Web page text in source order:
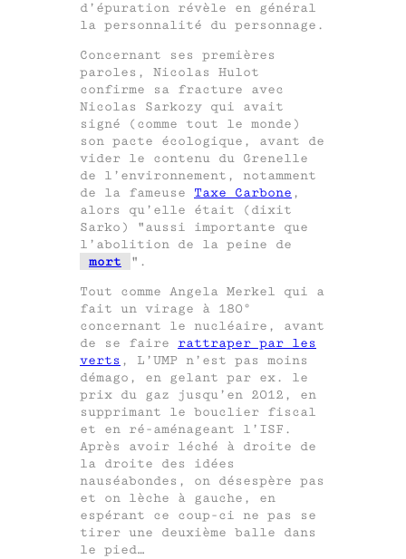
d’épuration révèle en général
la personnalité du personnage.
Concernant ses premières
paroles, Nicolas Hulot
confirme sa fracture avec
Nicolas Sarkozy qui avait
signé (comme tout le monde)
son pacte écologique, avant de
vider le contenu du Grenelle
de l’environnement, notamment
de la fameuse Taxe Carbone ,
alors qu’elle était (dixit
Sarko)
aussi importante que
l’abolition de la peine de
mort
.
Tout comme Angela Merkel qui a
fait un virage à 180°
concernant le nucléaire, avant
de se faire rattraper par les
verts , L’UMP n’est pas moins
démago, en gelant par ex. le
prix du gaz jusqu’en 2012, en
supprimant le bouclier fiscal
et en ré-aménageant l’ISF.
Après avoir léché à droite de
la droite des idées
nauséabondes, on désespère pas
et on lèche à gauche, en
espérant ce coup-ci ne pas se
tirer une deuxième balle dans
le pied…